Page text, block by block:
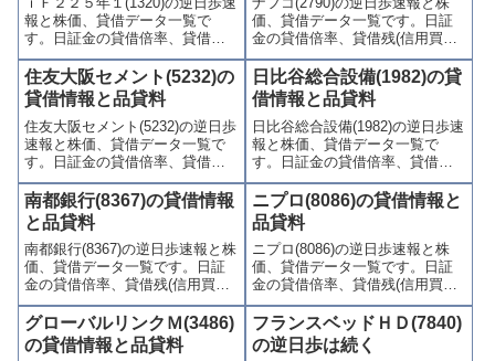
報と株価、貸借データ一覧で
す。日証金の貸借倍率、貸借残
(信用買残、信用売残)、品貸料
(逆日歩)、東証の週末残高、規制
(注意喚起・申込停止)など、空売
り関連情報を集計し、図解でわ
かりやすくまとめて掲載してい
ます。
価、貸借データ一覧です。日証
金の貸借倍率、貸借残(信用買
残、信用売残)、品貸料(逆日
歩)、東証の週末残高、規制(注意
喚起・申込停止)など、空売り関
連情報を集計し、図解でわかり
やすくまとめて掲載していま
す。
住友大阪セメント(5232)の
貸借情報と品貸料
住友大阪セメント(5232)の逆日歩
速報と株価、貸借データ一覧で
す。日証金の貸借倍率、貸借残
(信用買残、信用売残)、品貸料
(逆日歩)、東証の週末残高、規制
(注意喚起・申込停止)など、空売
り関連情報を集計し、図解でわ
かりやすくまとめて掲載してい
ます。
日比谷総合設備(1982)の貸
借情報と品貸料
日比谷総合設備(1982)の逆日歩速
報と株価、貸借データ一覧で
す。日証金の貸借倍率、貸借残
(信用買残、信用売残)、品貸料
(逆日歩)、東証の週末残高、規制
(注意喚起・申込停止)など、空売
り関連情報を集計し、図解でわ
かりやすくまとめて掲載してい
ます。
南都銀行(8367)の貸借情報
と品貸料
南都銀行(8367)の逆日歩速報と株
価、貸借データ一覧です。日証
金の貸借倍率、貸借残(信用買
残、信用売残)、品貸料(逆日
歩)、東証の週末残高、規制(注意
喚起・申込停止)など、空売り関
連情報を集計し、図解でわかり
ニプロ(8086)の貸借情報と
品貸料
ニプロ(8086)の逆日歩速報と株
価、貸借データ一覧です。日証
金の貸借倍率、貸借残(信用買
残、信用売残)、品貸料(逆日
歩)、東証の週末残高、規制(注意
喚起・申込停止)など、空売り関
連情報を集計し、図解でわかり
グローバルリンクＭ(3486)
の貸借情報と品貸料
フランスベッドＨＤ(7840)
の逆日歩は続く